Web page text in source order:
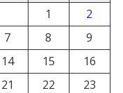
1
2
7 8
9
14 15
16
21 22
23